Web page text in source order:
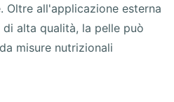
Oltre all'applicazione esterna
alta qualità, la pelle può
misure nutrizionali